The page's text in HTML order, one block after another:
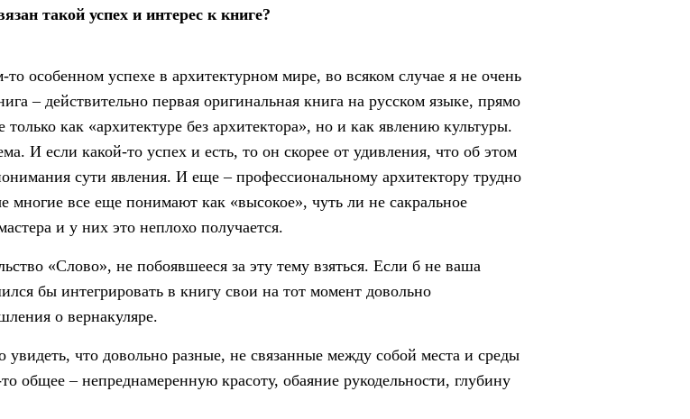
такой успех и интерес к книге?
особенном успехе в архитектурном мире, во всяком случае я не очень
– действительно первая оригинальная книга на русском языке, прямо
как «архитектуре без архитектора», но и как явлению культуры.
И если какой-то успех и есть, то он скорее от удивления, что об этом
сути явления. И еще – профессиональному архитектору трудно
многие все еще понимают как «высокое», чуть ли не сакральное
и у них это неплохо получается.
«Слово», не побоявшееся за эту тему взяться. Если б не ваша
бы интегрировать в книгу свои на тот момент довольно
о вернакуляре.
что довольно разные, не связанные между собой места и среды
общее – непреднамеренную красоту, обаяние рукодельности, глубину